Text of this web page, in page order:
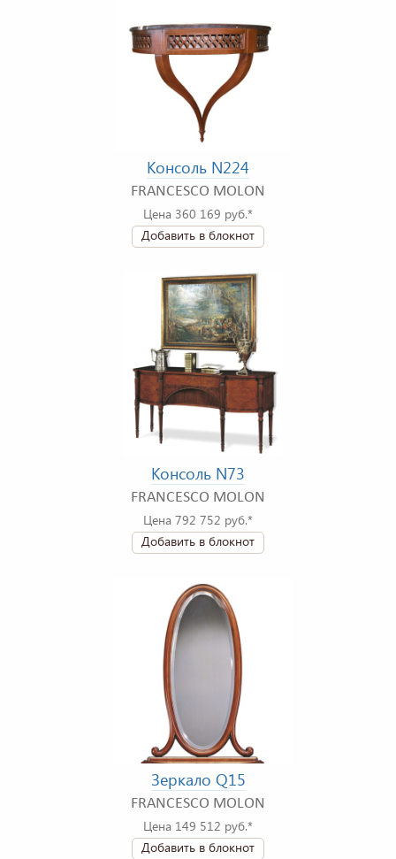
Консоль N224
FRANCESCO MOLON
Цена 360 169 руб.*
Добавить в блокнот
Консоль N73
FRANCESCO MOLON
Цена 792 752 руб.*
Добавить в блокнот
Зеркало Q15
FRANCESCO MOLON
Цена 149 512 руб.*
Добавить в блокнот